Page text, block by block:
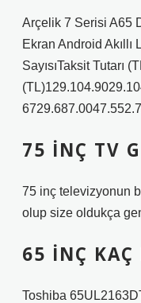
Arçelik 7 Serisi A65
Ekran Android Akıllı
SayısıTaksit Tutarı
75 INÇ TV
75 inç televizyonun
olup size oldukça
65 INÇ KAÇ
Toshiba